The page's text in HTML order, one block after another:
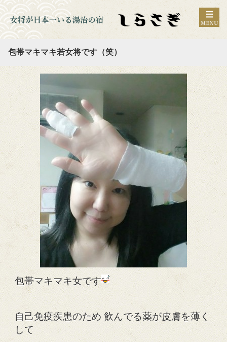
包帯マキマキ若女将です（笑）
包帯マキマキ女です
自己免疫疾患のため 飲んでる薬が皮膚を薄く
して